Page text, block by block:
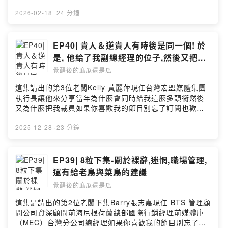
更多我的日常可以到FB粉絲專業：
Hosting provided by SoundOn
Powered by Firstory Hosting
繼續分享唷銀行代號：中國信託(822)帳號：
粉絲專業＆ IG：https://www.facebook.com/見習生1
號-105046944570210/https://instagram.com/apprenti
ce_no1?igshid=YmMyMTA2M2Y=合作邀約：
Liujane81@gmail.com我們終究是住在地球上的人好好的
把日子過好好好的體驗人生吧Powered by Firstory
Hosting
2026-02-18 · 24 分鐘
EP40| 貴人＆逆貴人有時後是同一個! 於
是, 他給了我副總經理的位子,然後又把我
裁員了
覺醒後的麻瓜還是瓜
這集請出的第3位老闆Kelly 黃麗萍現任台灣宏盟媒體集團
執行長讓他來分享當年為什麼會同時給我這麼多頭銜然後
又為什麼把我裁員如果你喜歡我的節目別忘了訂閱也歡迎
015540340011刷卡（台灣卡限定）
日常可以到FB粉絲專業＆ IG：
https://www.facebook.com/見習生1
號-105046944570210/https://instagram.com/apprenti
ce_no1?igshid=YmMyMTA2M2Y=合作邀約：
Liujane81@gmail.com我們終究是住在地球上的人好好的
把日子過好好好的體驗人生吧Powered by Firstory
Hosting
2025-12-28 · 23 分鐘
EP39| 8粒下集-關於裸辭,迷惘,職場管理,
還有給老鳥與菜鳥的建議
覺醒後的麻瓜還是瓜
這集是請出的第2位老闆下集Barry張志嘉現任 BTS 管理顧
問公司資深顧問前海尼根荷蘭總部國際行銷經理前媒體庫
（MEC）台灣分公司總經理如果你喜歡我的節目別忘了訂